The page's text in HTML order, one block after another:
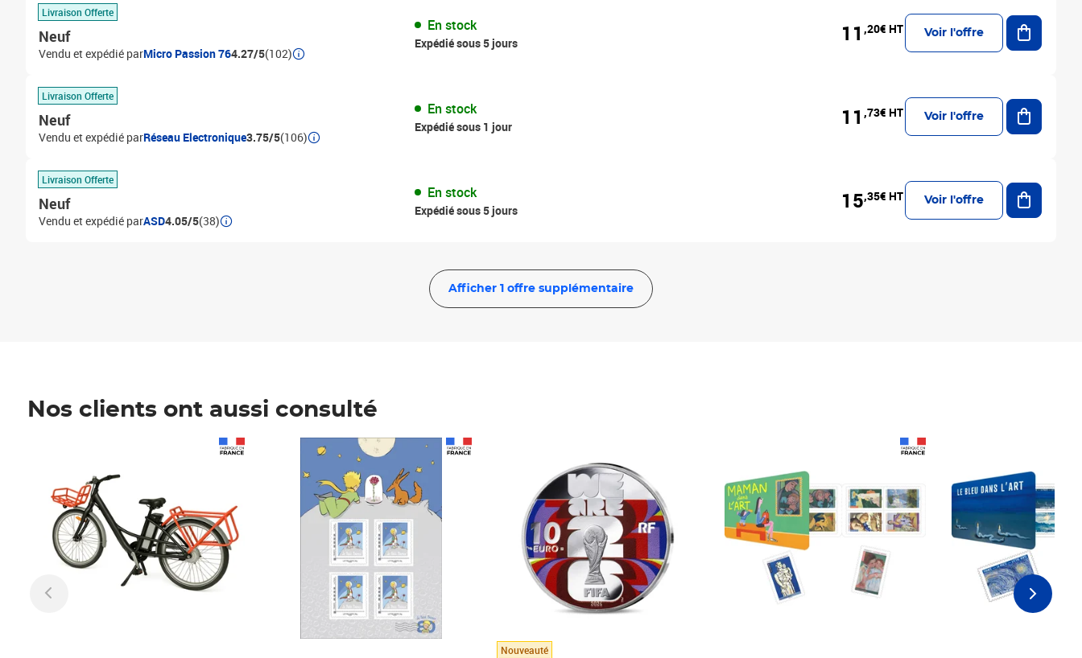
Livraison Offerte
Neuf
Vendu et expédié parMicro Passion 764.27/5(102)
En stock
Expédié sous 5 jours 11 ,20€ HT Voir l'offre
Ajouter
Livraison Offerte
Neuf
Vendu et expédié parRéseau Electronique3.75/5(106)
En stock
Expédié sous 1 jour 11 ,73€ HT Voir l'offre
Ajouter
Livraison Offerte
Neuf
Vendu et expédié parASD4.05/5(38)
En stock
Expédié sous 5 jours 15,35€ HT Voir l'offre
Ajouter
Afficher 1 offre supplémentaire
Nos clients ont aussi consulté
Prix 6,25€ HT
Nouveauté